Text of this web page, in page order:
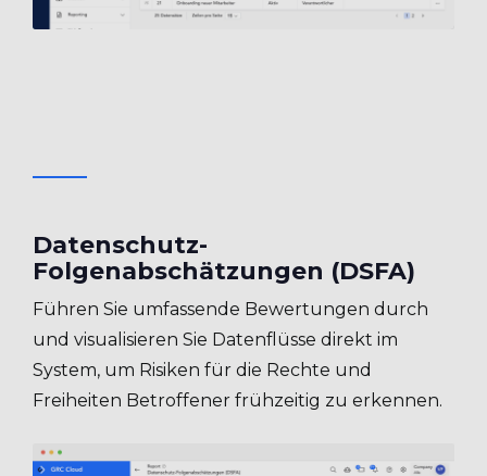
Datenschutz-
Folgenabschätzungen (DSFA)
Führen Sie umfassende Bewertungen durch
und visualisieren Sie Datenflüsse direkt im
System, um Risiken für die Rechte und
Freiheiten Betroffener frühzeitig zu erkennen.